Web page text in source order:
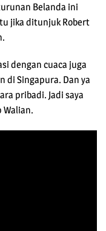
Belanda ini
jika ditunjuk Robert
dengan cuaca juga
di Singapura. Dan ya
pribadi. Jadi saya
Walian.